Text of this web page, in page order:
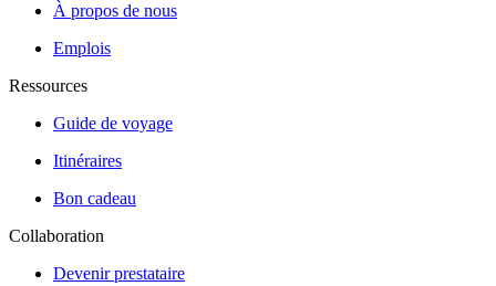
À propos de nous
Emplois
Ressources
Guide de voyage
Itinéraires
Bon cadeau
Collaboration
Devenir prestataire